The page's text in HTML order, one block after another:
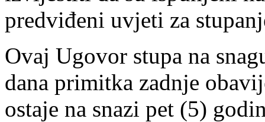
predviđeni uvjeti za
Ovaj Ugovor stupa na
dana primitka zadnje
ostaje na snazi pet (5)